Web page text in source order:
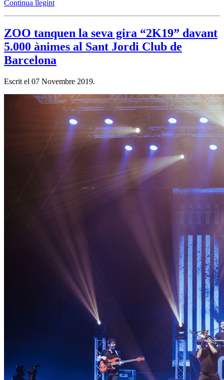
Continua llegint
ZOO tanquen la seva gira “2K19” davant
5.000 ànimes al Sant Jordi Club de
Barcelona
Escrit el 07 Novembre 2019.